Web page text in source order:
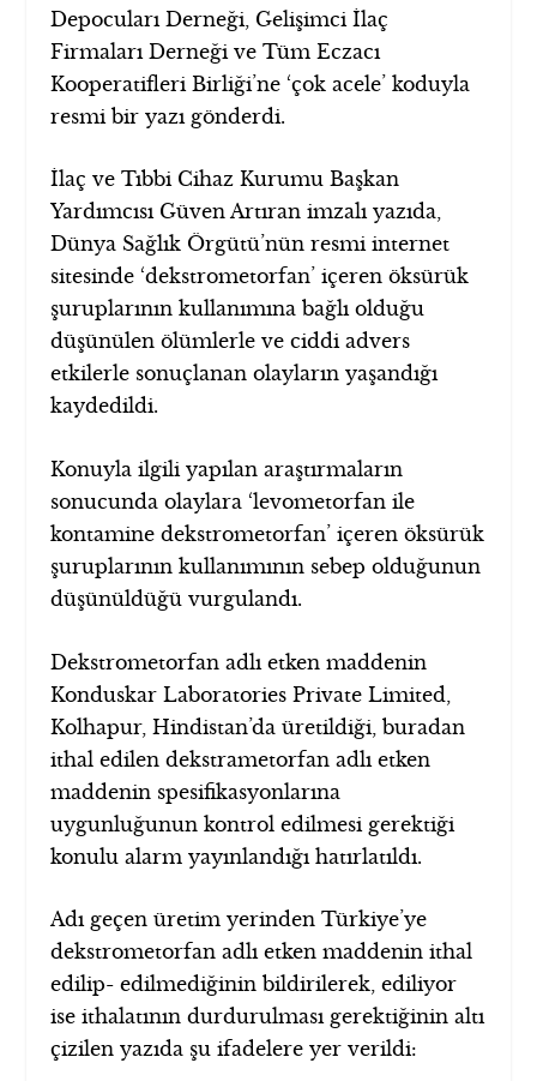
Depocuları Derneği, Gelişimci İlaç
Firmaları Derneği ve Tüm Eczacı
Kooperatifleri Birliği’ne ‘çok acele’ koduyla
resmi bir yazı gönderdi.
İlaç ve Tıbbi Cihaz Kurumu Başkan
Yardımcısı Güven Artıran imzalı yazıda,
Dünya Sağlık Örgütü’nün resmi internet
sitesinde ‘dekstrometorfan’ içeren öksürük
şuruplarının kullanımına bağlı olduğu
düşünülen ölümlerle ve ciddi advers
etkilerle sonuçlanan olayların yaşandığı
kaydedildi.
Konuyla ilgili yapılan araştırmaların
sonucunda olaylara ‘levometorfan ile
kontamine dekstrometorfan’ içeren öksürük
şuruplarının kullanımının sebep olduğunun
düşünüldüğü vurgulandı.
Dekstrometorfan adlı etken maddenin
Konduskar Laboratories Private Limited,
Kolhapur, Hindistan’da üretildiği, buradan
ithal edilen dekstrametorfan adlı etken
maddenin spesifikasyonlarına
uygunluğunun kontrol edilmesi gerektiği
konulu alarm yayınlandığı hatırlatıldı.
Adı geçen üretim yerinden Türkiye’ye
dekstrometorfan adlı etken maddenin ithal
edilip- edilmediğinin bildirilerek, ediliyor
ise ithalatının durdurulması gerektiğinin altı
çizilen yazıda şu ifadelere yer verildi: